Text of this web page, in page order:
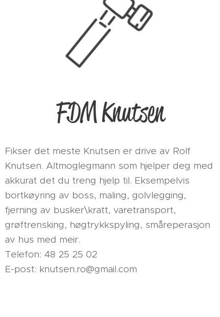
FDM Knutsen
Fikser det meste Knutsen er drive av Rolf
Knutsen. Altmoglegmann som hjelper deg med
akkurat det du treng hjelp til. Eksempelvis
bortkøyring av boss, maling, golvlegging,
fjerning av busker\kratt, varetransport,
grøftrensking, høgtrykkspyling, småreperasjon
av hus med meir.
Telefon: 48 25 25 02
E-post: knutsen.ro@gmail.com